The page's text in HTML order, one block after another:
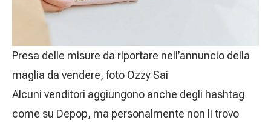
Presa delle misure da riportare nell’annuncio della
maglia da vendere, foto Ozzy Sai
Alcuni venditori aggiungono anche degli hashtag
come su Depop, ma personalmente non li trovo